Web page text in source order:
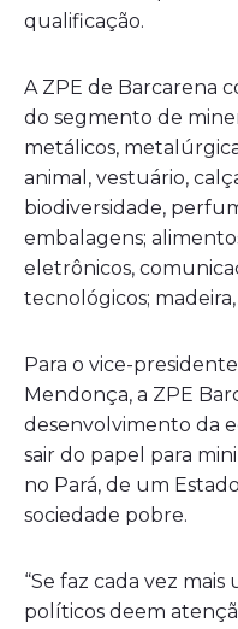
qualificação.
A ZPE de Barcarena
do segmento de
metálicos,
animal, vestuário,
biodiversidade,
embalagens;
eletrônicos,
tecnológicos;
Para o vice-
Mendonça, a ZPE
desenvolvimento da
sair do papel para
no Pará, de um
sociedade pobre.
“Se faz cada vez
políticos deem